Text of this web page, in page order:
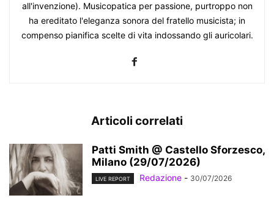
all'invenzione). Musicopatica per passione, purtroppo non
ha ereditato l'eleganza sonora del fratello musicista; in
compenso pianifica scelte di vita indossando gli auricolari.
Articoli correlati
Patti Smith @ Castello Sforzesco,
Milano (29/07/2026)
LIVE REPORT Redazione - 30/07/2026